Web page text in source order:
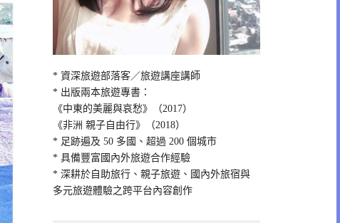
* 資深旅遊部落客／旅遊講座講師
* 出版兩本旅遊專書：
《中東的美麗與哀愁》（2017）
《非洲 親子自由行》（2018）
* 足跡遍及 50 多國、超過 200 個城市
* 具備豐富國內外旅遊合作經驗
* 深耕於自助旅行、親子旅遊、國內外旅宿與
多元旅遊體驗之跨平台內容創作